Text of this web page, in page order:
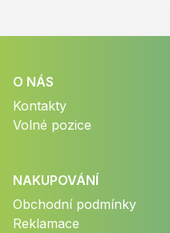
O NÁS
Kontakty
Volné pozice
NAKUPOVÁNÍ
Obchodní podmínky
Reklamace